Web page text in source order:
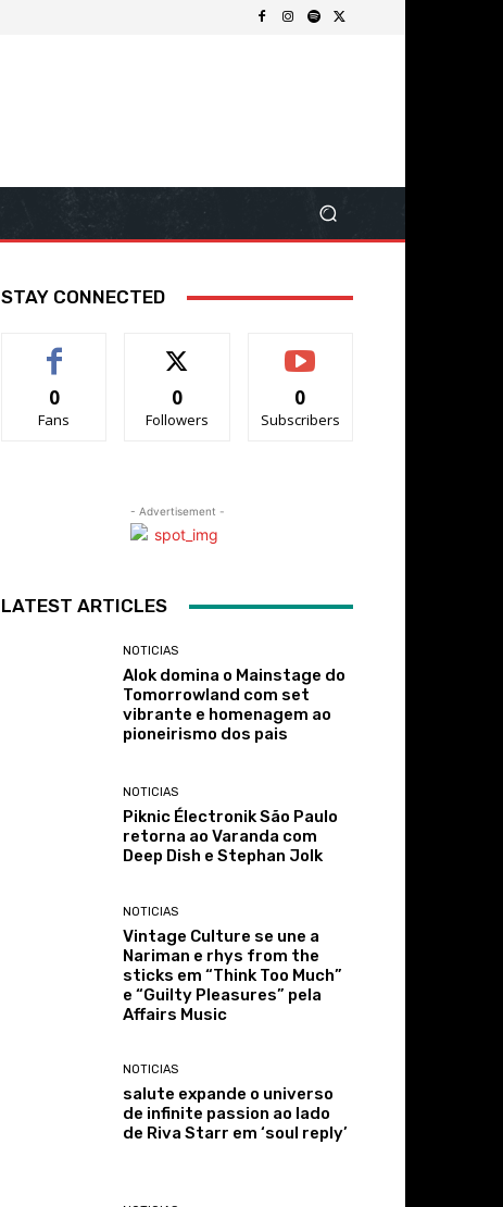
STAY CONNECTED
0
Fans
0
Followers
0
Subscribers
- Advertisement -
LATEST ARTICLES
NOTICIAS
Alok domina o Mainstage do
Tomorrowland com set
vibrante e homenagem ao
pioneirismo dos pais
NOTICIAS
Piknic Électronik São Paulo
retorna ao Varanda com
Deep Dish e Stephan Jolk
NOTICIAS
Vintage Culture se une a
Nariman e rhys from the
sticks em “Think Too Much”
e “Guilty Pleasures” pela
Affairs Music
NOTICIAS
salute expande o universo
de infinite passion ao lado
de Riva Starr em ‘soul reply’